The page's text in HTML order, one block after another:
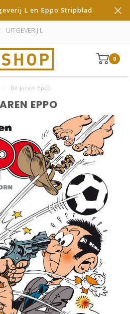
L en Eppo Stripblad
UITGEVERIJ L
0
De jaren Eppo
EPPO